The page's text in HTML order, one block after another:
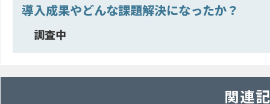
導入成果やどんな課題解決になったか？
調査中
関連